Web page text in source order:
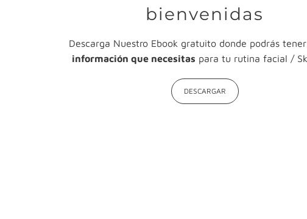
bienvenidas
Descarga Nuestro Ebook gratuito donde podrás tener
información que necesitas para tu rutina facial /
DESCARGAR